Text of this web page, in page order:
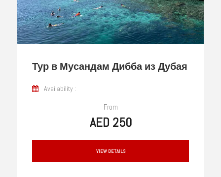
Тур в Мусандам Дибба из Дубая
Availability :
From
AED 250
VIEW DETAILS